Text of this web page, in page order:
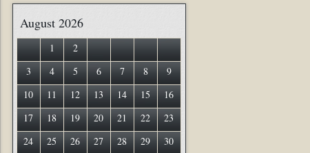
August 2026
1
2
3
4 5 6 7 8
9
10
11 12 13 14 15
16
17
18 19 20 21 22
23
24
25 26 27 28 29
30